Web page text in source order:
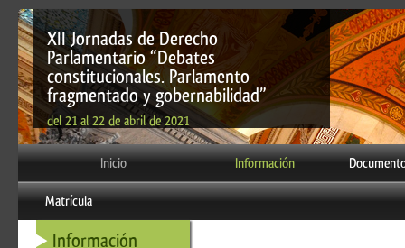
XII Jornadas de Derecho
Parlamentario “Debates
constitucionales. Parlamento
fragmentado y gobernabilidad”
del 21 al 22 de abril de 2021
Inicio Información
Matrícula
Información